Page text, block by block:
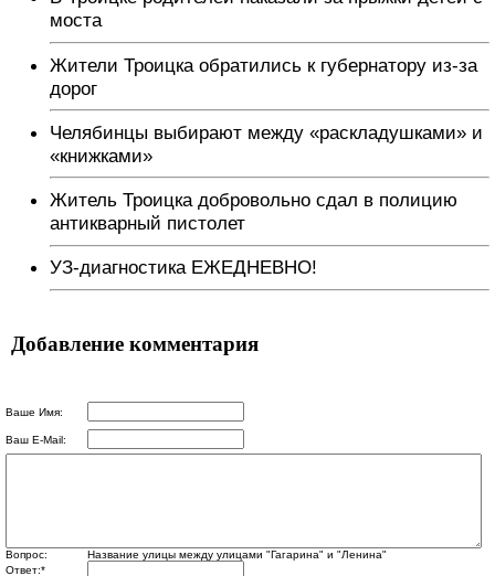
моста
Жители Троицка обратились к губернатору из-за
дорог
Челябинцы выбирают между «раскладушками» и
«книжками»
Житель Троицка добровольно сдал в полицию
антикварный пистолет
УЗ-диагностика ЕЖЕДНЕВНО!
Добавление комментария
Ваше Имя:
Ваш E-Mail:
Вопрос:
Название улицы между улицами "Гагарина" и "Ленина"
Ответ:*